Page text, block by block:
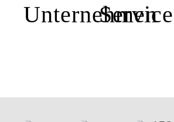
Unternehmen
Service